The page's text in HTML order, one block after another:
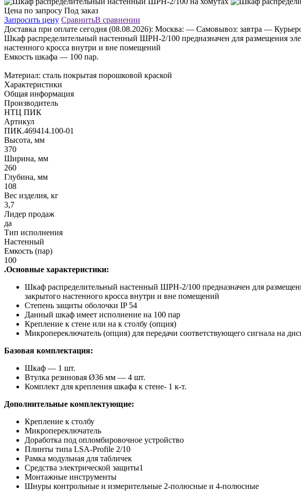
Цена по запросу Под заказ
Запросить цену СравнитьВ сравнении
Доставка при оплате сегодня (08.08.2026): Москва: — Самовывоз: завтра —
Шкаф распределительный настенный ШРН-2/100 предназначен для размещения
настенного кросса внутри и вне помещений
Емкость шкафа — 100 пар.
Материал: сталь покрытая порошковой краской
Характеристики
Общая информация
Производитель
НТЦ ПИК
Артикул
ПИК.469414.100-01
Высота, мм
370
Ширина, мм
260
Глубина, мм
108
Вес изделия, кг
3,7
Лидер продаж
да
Тип исполнения
Настенный
Емкость (пар)
100
.Основные характеристики:
Шкаф распределительный настенный ШРН-2/100 предназначен для
закрытого настенного кросса внутри и вне помещений
Степень защиты оболочки IP 54
Данный шкаф имеет исполнение на 100 пар
Крепление к стене или на к столбу (опция)
Микропереключатель (опция) для передачи соответствующего сигнала на
Базовая комплектация:
Шкаф — 1 шт.
Втулка резиновая Ø36 мм — 4 шт.
Комплект для крепления шкафа к стене- 1 к-т.
Дополнительные комплектующие:
Крепление к столбу
Микропереключатель
Доработка под опломбировочное устройство
Плинты типа LSA-Profile 2/10
Рамка модульная для табличек
Средства электрической защиты1
Монтажные инструменты
Шнуры контрольные и измерительные 2-полюсные и 4-полюсные